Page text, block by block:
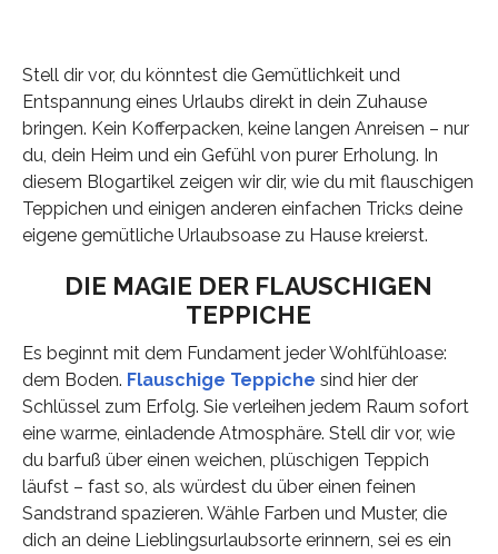
Stell dir vor, du könntest die Gemütlichkeit und
Entspannung eines Urlaubs direkt in dein Zuhause
bringen. Kein Kofferpacken, keine langen Anreisen – nur
du, dein Heim und ein Gefühl von purer Erholung. In
diesem Blogartikel zeigen wir dir, wie du mit flauschigen
Teppichen und einigen anderen einfachen Tricks deine
eigene gemütliche Urlaubsoase zu Hause kreierst.
DIE MAGIE DER FLAUSCHIGEN
TEPPICHE
Es beginnt mit dem Fundament jeder Wohlfühloase:
dem Boden. Flauschige Teppiche sind hier der
Schlüssel zum Erfolg. Sie verleihen jedem Raum sofort
eine warme, einladende Atmosphäre. Stell dir vor, wie
du barfuß über einen weichen, plüschigen Teppich
läufst – fast so, als würdest du über einen feinen
Sandstrand spazieren. Wähle Farben und Muster, die
dich an deine Lieblingsurlaubsorte erinnern, sei es ein